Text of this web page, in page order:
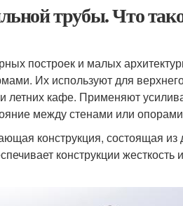
трубы. Что
построек и малых
Их используют для
летних кафе. Применяют
между стенами или
конструкция, состоящая
конструкции